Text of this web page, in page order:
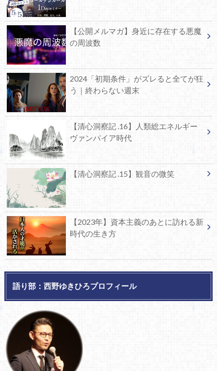
【公開メルマガ】身近に存在する悪魔
の周波数
2024「初期条件」がズレると全てが狂
う｜終わらない週末
【清心洞察記 .16】人類総エネルギー
ヴァンパイア時代
【清心洞察記 .15】観音の微笑
【2023年】資本主義のあとに訪れる新
時代の生き方
語り部：西野ゆきひろプロフィール